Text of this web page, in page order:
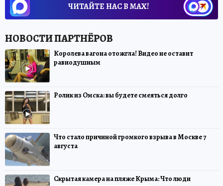
ЧИТАЙТЕ НАС В МАХ!
Королева вагона отожгла! Видео не оставит
равнодушным
Ролик из Омска: вы будете смеяться долго
Что стало причиной громкого взрыва в Москве 7
августа
Скрытая камера на пляже Крыма: Что люди